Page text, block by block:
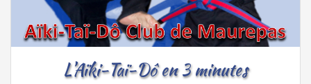
L’Aïki-Taï-Dô en 3 minutes